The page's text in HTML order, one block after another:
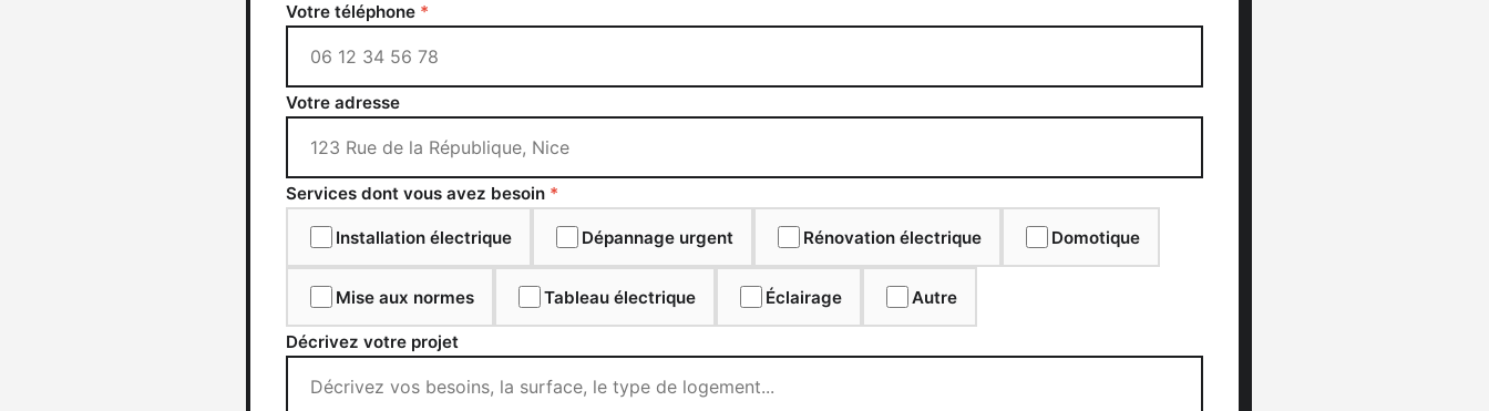
Votre téléphone *
Votre adresse
Services dont vous avez besoin *
Installation électrique Dépannage urgent Rénovation électrique Domotique
Mise aux normes Tableau électrique Éclairage Autre
Décrivez votre projet